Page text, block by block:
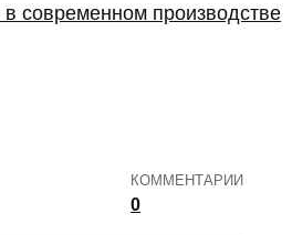
КОММЕНТАРИИ
0
современном производстве